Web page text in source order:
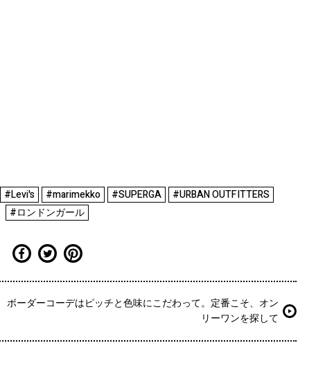
#Levi's #marimekko #SUPERGA
#URBAN OUTFITTERS
#ロンドンガール
ボーダーコーデはピッチと色味にこだわって。定番こそ、オン
リーワンを探して